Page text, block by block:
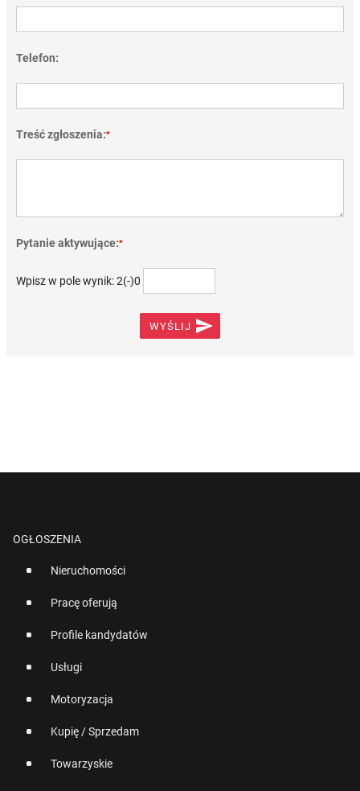
Telefon:
Treść zgłoszenia:*
Pytanie aktywujące:*
Wpisz w pole wynik: 2(-)0
WYŚLIJ 
OGŁOSZENIA
Nieruchomości
Pracę oferują
Profile kandydatów
Usługi
Motoryzacja
Kupię / Sprzedam
Towarzyskie